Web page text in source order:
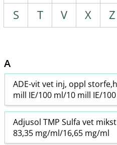
S
T V X Z
A
ADE-vit vet inj, oppl
mill IE/100 ml/10 mill IE/
Adjusol TMP Sulfa vet
83,35 mg/ml/16,65 mg/ml